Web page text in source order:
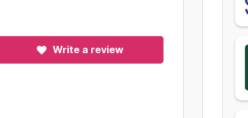
Write a review